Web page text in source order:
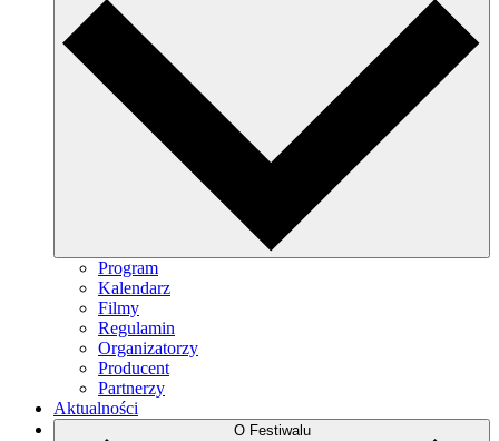
Program
Kalendarz
Filmy
Regulamin
Organizatorzy
Producent
Partnerzy
Aktualności
O Festiwalu